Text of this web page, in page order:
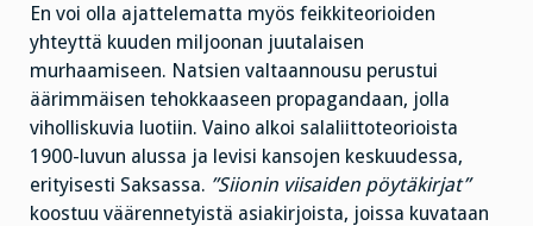
En voi olla ajattelematta myös feikkiteorioiden
yhteyttä kuuden miljoonan juutalaisen
murhaamiseen. Natsien valtaannousu perustui
äärimmäisen tehokkaaseen propagandaan, jolla
viholliskuvia luotiin. Vaino alkoi salaliittoteorioista
1900-luvun alussa ja levisi kansojen keskuudessa,
erityisesti Saksassa. ”Siionin viisaiden pöytäkirjat”
koostuu väärennetyistä asiakirjoista, joissa kuvataan